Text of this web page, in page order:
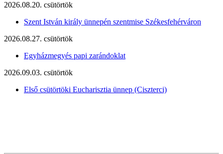
2026.08.20. csütörtök
Szent István király ünnepén szentmise Székesfehérváron
2026.08.27. csütörtök
Egyházmegyés papi zarándoklat
2026.09.03. csütörtök
Első csütörtöki Eucharisztia ünnep (Ciszterci)